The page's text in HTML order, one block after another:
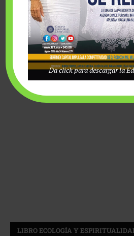
LIBRO ECOLOGÍA Y
Da click para descargar la